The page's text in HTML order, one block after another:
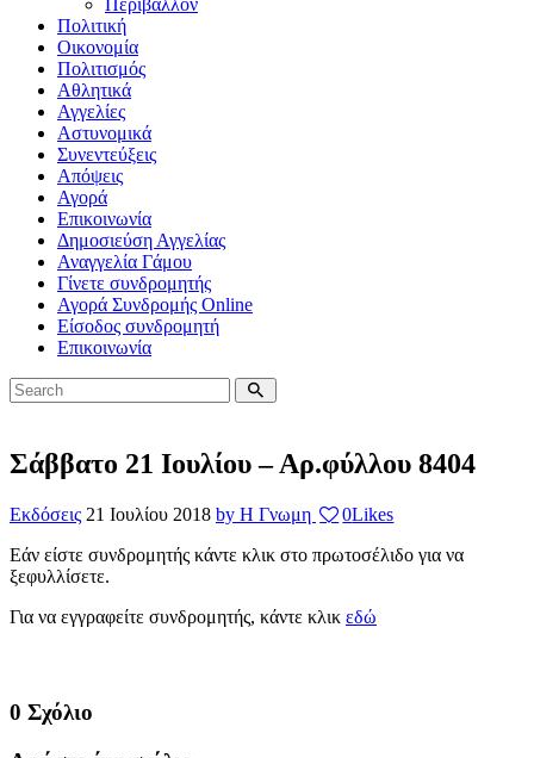
Πολιτική
Οικονομία
Πολιτισμός
Αθλητικά
Αγγελίες
Αστυνομικά
Συνεντεύξεις
Απόψεις
Αγορά
Επικοινωνία
Δημοσιεύση Αγγελίας
Αναγγελία Γάμου
Γίνετε συνδρομητής
Αγορά Συνδρομής Online
Είσοδος συνδρομητή
Επικοινωνία
Σάββατο 21 Ιουλίου – Αρ.φύλλου 8404
Εκδόσεις 21 Ιουλίου 2018 by Η Γνωμη 0Likes
Εάν είστε συνδρομητής κάντε κλικ στο πρωτοσέλιδο για να
ξεφυλλίσετε.
Για να εγγραφείτε συνδρομητής, κάντε κλικ εδώ
0 Σχόλιο